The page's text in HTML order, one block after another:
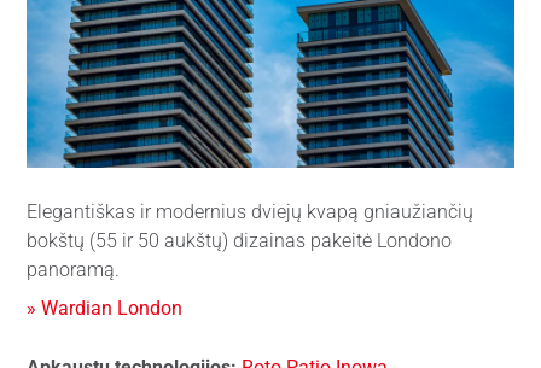
Elegantiškas ir modernius dviejų kvapą gniaužiančių
bokštų (55 ir 50 aukštų) dizainas pakeitė Londono
panoramą.
» Wardian London